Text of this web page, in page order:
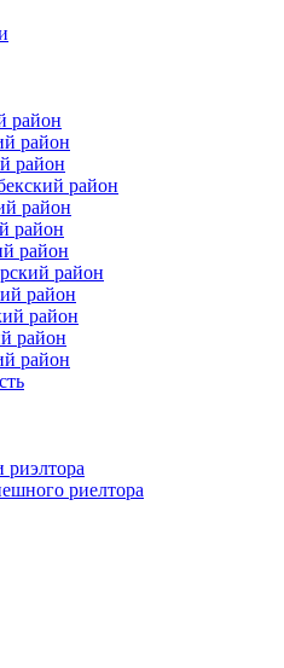
район
район
район
район
район
район
район
район
район
район
район
район
риэлтора
риелтора